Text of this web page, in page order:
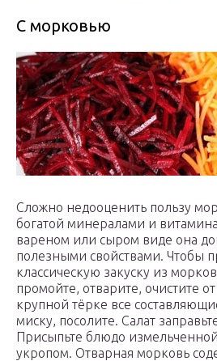
С морковью
Сложно недооценить пользу
богатой минералами и
вареном или сыром виде она
полезными свойствами. Чтобы
классическую закуску из
промойте, отварите, очистите
крупной тёрке все
миску, посолите. Салат
Присыпьте блюдо
укропом. Отварная морковь